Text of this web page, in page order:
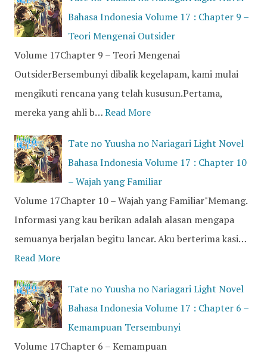
Bahasa Indonesia Volume 17 : Chapter 9 –
Teori Mengenai Outsider
Volume 17Chapter 9 – Teori Mengenai
OutsiderBersembunyi dibalik kegelapam, kami mulai
mengikuti rencana yang telah kususun.Pertama,
mereka yang ahli b…Read More
Tate no Yuusha no Nariagari Light Novel
Bahasa Indonesia Volume 17 : Chapter 10
– Wajah yang Familiar
Volume 17Chapter 10 – Wajah yang Familiar"Memang.
Informasi yang kau berikan adalah alasan mengapa
semuanya berjalan begitu lancar. Aku berterima kasi…
Read More
Tate no Yuusha no Nariagari Light Novel
Bahasa Indonesia Volume 17 : Chapter 6 –
Kemampuan Tersembunyi
Volume 17Chapter 6 – Kemampuan